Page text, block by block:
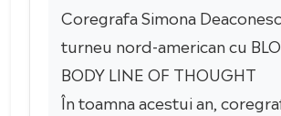
Coregrafa Simona
turneu nord-american cu
BODY LINE OF THOUGHT
În toamna acestui an,